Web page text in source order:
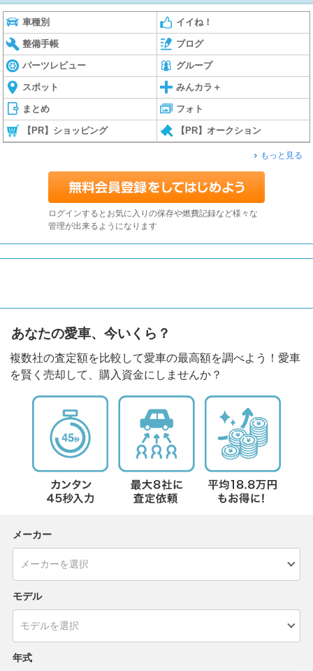
車種別 イイね！
整備手帳 ブログ
パーツレビュー グループ
スポット みんカラ＋
まとめ フォト
【PR】ショッピング 【PR】オークション
もっと見る
ログインするとお気に入りの保存や燃費記録など様々な
管理が出来るようになります
あなたの愛車、今いくら？
複数社の査定額を比較して愛車の最高額を調べよう！愛車
を賢く売却して、購入資金にしませんか？
メーカー
モデル
年式